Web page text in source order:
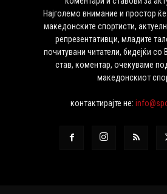
Најголемо внимание и простор
македонските спортисти,
репрезентативци, младите
почитувани читатели, бидејќи
став, коментар, очекуваме
македонскиот
контактирајте не: